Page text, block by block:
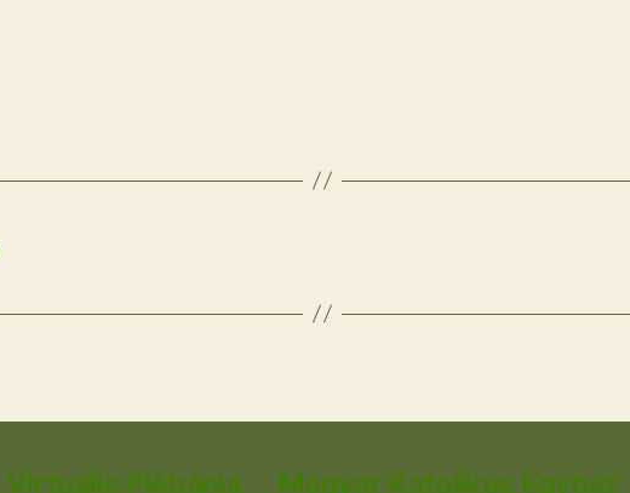
Virtuális Plébánia Magyar Katolikus Egyház